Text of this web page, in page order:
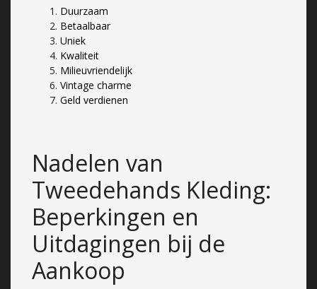
Duurzaam
Betaalbaar
Uniek
Kwaliteit
Milieuvriendelijk
Vintage charme
Geld verdienen
Nadelen van
Tweedehands Kleding:
Beperkingen en
Uitdagingen bij de
Aankoop